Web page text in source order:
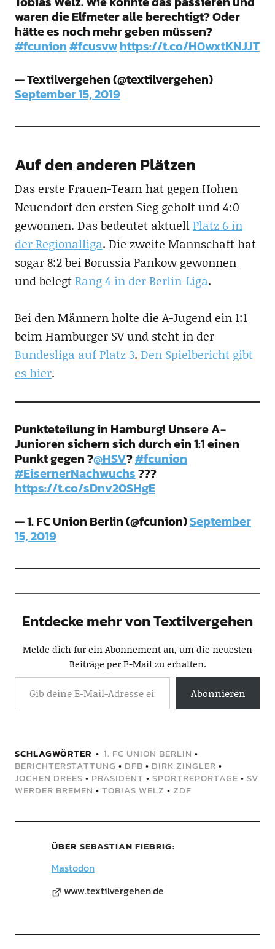
waren die Elfmeter alle berechtigt? Oder
hätte es noch mehr geben müssen?
#fcunion#fcusvwhttps://t.co/H0wxtKNJJT
— Textilvergehen (@textilvergehen)
September 15, 2019
Auf den anderen Plätzen
Das erste Frauen-Team hat gegen Hohen
Neuendorf den ersten Sieg geholt und 4:0
gewonnen. Das bedeutet aktuellPlatz 6 in
der Regionalliga. Die zweite Mannschaft hat
sogar 8:2 bei Borussia Pankow gewonnen
und belegtRang 4 in der Berlin-Liga.
Bei den Männern holte die A-Jugend ein 1:1
beim Hamburger SV und steht in der
Bundesliga auf Platz 3. Den Spielbericht gibt
es hier.
Punkteteilung in Hamburg! Unsere A-
Junioren sichern sich durch ein 1:1 einen
Punkt gegen ?@HSV?#fcunion
#EisernerNachwuchs???
https://t.co/sDnv20SHgE
— 1. FC Union Berlin (@fcunion)September
15, 2019
Entdecke mehr von Textilvergehen
Melde dich für ein Abonnement an, um die neuesten
Beiträge per E-Mail zu erhalten.
Abonnieren
SCHLAGWÖRTER 1. FC UNION BERLIN •
BERICHTERSTATTUNG • DFB • DIRK ZINGLER •
JOCHEN DREES • PRÄSIDENT • SPORTREPORTAGE • SV
WERDER BREMEN • TOBIAS WELZ • ZDF
ÜBER SEBASTIAN FIEBRIG
Mastodon
www.textilvergehen.de